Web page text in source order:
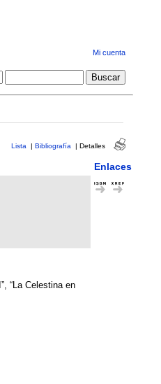
Mi cuenta
Lista | Bibliografía | Detalles
Enlaces
“La Celestina en